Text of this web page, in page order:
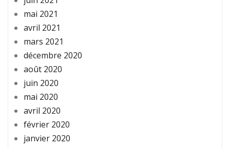
mai 2021
avril 2021
mars 2021
décembre 2020
août 2020
juin 2020
mai 2020
avril 2020
février 2020
janvier 2020